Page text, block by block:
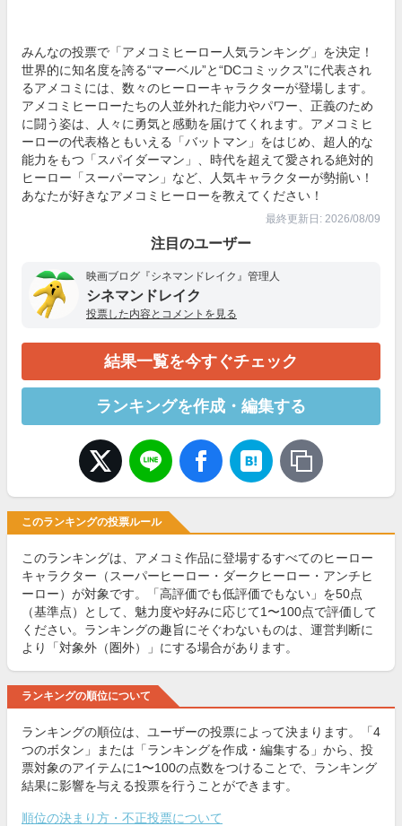
みんなの投票で「アメコミヒーロー人気ランキング」を決定！
世界的に知名度を誇る“マーベル”と“DCコミックス”に代表され
るアメコミには、数々のヒーローキャラクターが登場します。
アメコミヒーローたちの人並外れた能力やパワー、正義のため
に闘う姿は、人々に勇気と感動を届けてくれます。アメコミヒ
ーローの代表格ともいえる「バットマン」をはじめ、超人的な
能力をもつ「スパイダーマン」、時代を超えて愛される絶対的
ヒーロー「スーパーマン」など、人気キャラクターが勢揃い！
あなたが好きなアメコミヒーローを教えてください！
最終更新日: 2026/08/09
注目のユーザー
映画ブログ『シネマンドレイク』管理人
シネマンドレイク
投票した内容とコメントを見る
結果一覧を今すぐチェック
ランキングを作成・編集する
このランキングの投票ルール
このランキングは、アメコミ作品に登場するすべてのヒーロー
キャラクター（スーパーヒーロー・ダークヒーロー・アンチヒ
ーロー）が対象です。「高評価でも低評価でもない」を50点
（基準点）として、魅力度や好みに応じて1〜100点で評価して
ください。ランキングの趣旨にそぐわないものは、運営判断に
より「対象外（圏外）」にする場合があります。
ランキングの順位について
ランキングの順位は、ユーザーの投票によって決まります。「4
つのボタン」または「ランキングを作成・編集する」から、投
票対象のアイテムに1〜100の点数をつけることで、ランキング
結果に影響を与える投票を行うことができます。
順位の決まり方・不正投票について